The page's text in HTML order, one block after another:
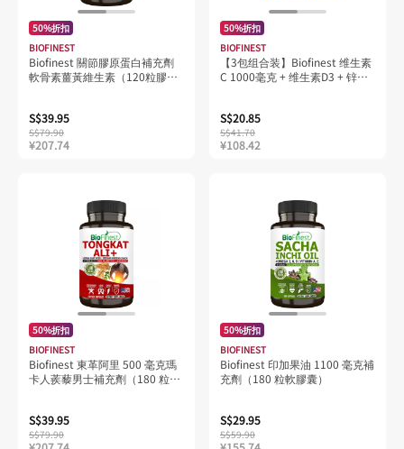
50%折扣
BIOFINEST
Biofinest 關節膠原蛋白補充劑
軟骨素薑黃維生素（120粒膠
S$39.95
S$79.90
¥207.74
50%折扣
BIOFINEST
【3包组合装】Biofinest 维生素
C 1000毫克 + 维生素D3 + 锌泡
S$20.85
S$41.70
¥108.42
50%折扣
BIOFINEST
Biofinest 東革阿里 500 毫克瑪
卡人蒺藜男士補充劑（180 粒素
S$39.95
S$79.90
50%折扣
BIOFINEST
Biofinest 印加果油 1100 毫克補
充劑（180 粒軟膠囊）
S$29.95
S$59.90